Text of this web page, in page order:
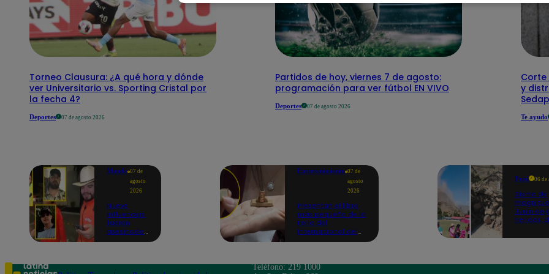
Torneo Clausura: ¿A qué hora y dónde
ver Universitario vs. Sporting Cristal por
la fecha 4?
Deportes 07 de agosto 2026
Partidos de hoy, viernes 7 de agosto:
programación para ver fútbol EN VIVO
Deportes 07 de agosto 2026
Corte
y
Te ayudo
Mundo 07 de
agosto
2026
Nueve
influencers
fueron
asesinados
el Cártel de
Entretenimiento 07 de
agosto
2026
Presentan el libro
más pequeño de la
Feria del
Internacional del
Perú 06 de
Sismo de
Junín
heridos,
propició
Teléfono: 219 1000